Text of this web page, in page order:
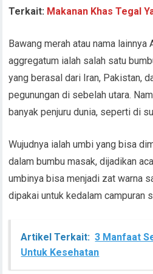
Terkait: Makanan Khas Tegal
Bawang merah atau nama lainnya
aggregatum ialah salah satu
yang berasal dari Iran, Pakistan,
pegunungan di sebelah utara.
banyak penjuru dunia, seperti di
Wujudnya ialah umbi yang bisa
dalam bumbu masak, dijadikan
umbinya bisa menjadi zat warna
dipakai untuk kedalam campuran
Artikel Terkait: 3 Manfaat
Untuk Kesehatan